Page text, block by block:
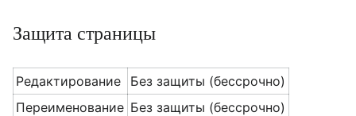
Защита страницы
Редактирование
Без защиты (бессрочно)
Переименование Без защиты (бессрочно)